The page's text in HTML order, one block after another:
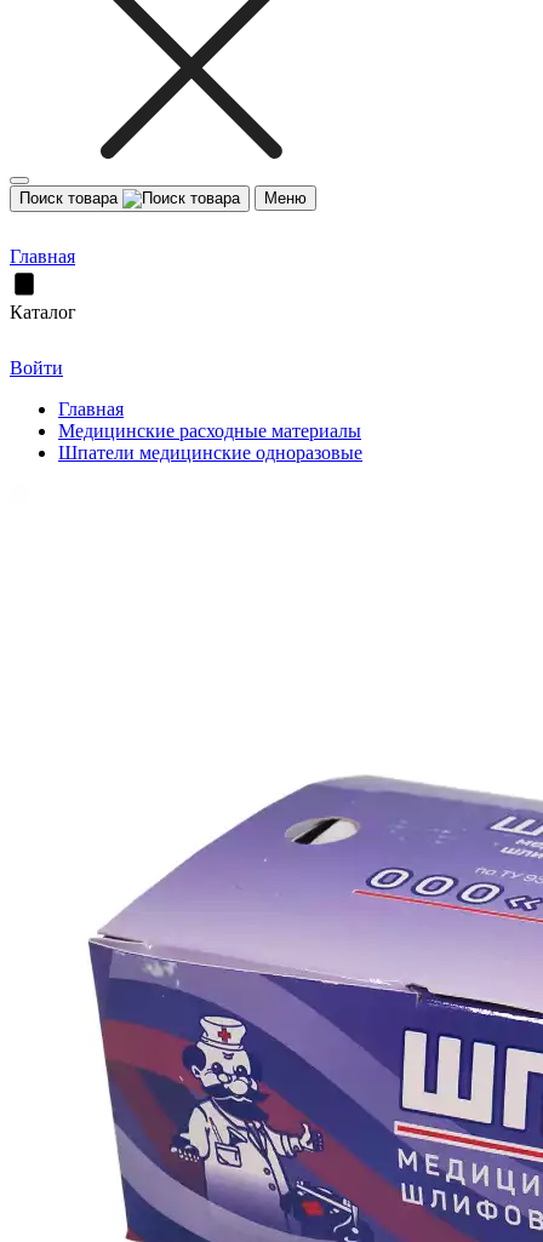
Поиск товара Меню
Главная
Каталог
Войти
Главная
Медицинские расходные материалы
Шпатели медицинские одноразовые